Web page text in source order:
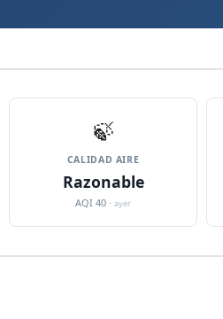
🍃
CALIDAD AIRE
Razonable
AQI 40 ·ayer